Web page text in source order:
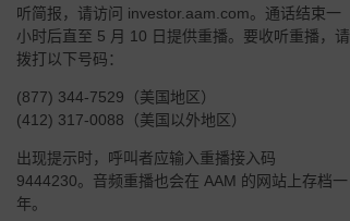
听简报，请访问 investor.aam.com。通话结束一
小时后直至 5 月 10 日提供重播。要收听重播，请
拨打以下号码：
(877) 344-7529（美国地区）
(412) 317-0088（美国以外地区）
出现提示时，呼叫者应输入重播接入码
9444230。音频重播也会在 AAM 的网站上存档一
年。